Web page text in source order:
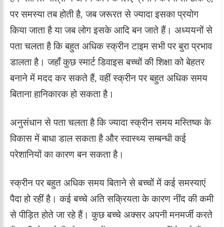
पर समस्या तब होती है, जब जरूरत से ज्यादा इसका प्रयोग
किया जाता है या जब लोग इसके आदि बन जाते हैं। अध्ययनों से
पता चलता है कि बहुत अधिक स्क्रीन टाइम सभी पर बुरा प्रभाव
डालता है। जहाँ कुछ स्मार्ट डिवाइस बच्चों की शिक्षा को बेहतर
बनाने में मदद कर सकते हैं, वहीं स्क्रीन पर बहुत अधिक समय
बिताना हानिकारक हो सकता है।
अनुसंधान से पता चलता है कि ज्यादा स्क्रीन समय मस्तिष्क के
विकास में बाधा डाल सकता है और स्वास्थ्य सम्बन्धी कई
परेशानियों का कारण बन सकता है।
स्क्रीन पर बहुत अधिक समय बिताने से बच्चों में कई समस्याएं
पैदा हो रहीं है। कई बच्चे अति सक्रियता के कारण नींद की कमी
से पीड़ित होते जा रहे हैं। कुछ बच्चे अक्सर अपनी मनमर्जी करते